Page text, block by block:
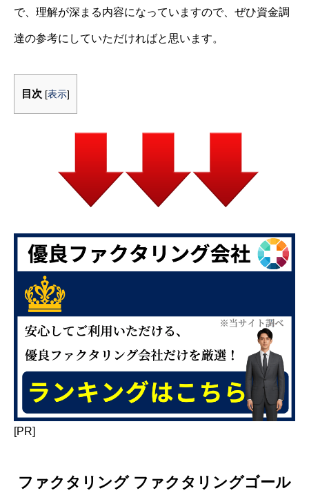
で、理解が深まる内容になっていますので、ぜひ資金調
達の参考にしていただければと思います。
目次 [表示]
[PR]
ファクタリング ファクタリングゴール